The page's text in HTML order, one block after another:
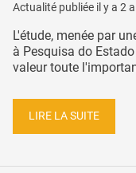
Actualité publiée il y a 2
L'étude, menée par
à Pesquisa do
valeur toute
LIRE LA SUITE